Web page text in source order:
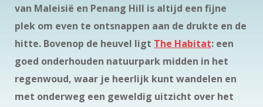
van Maleisië en Penang Hill is altijd een fijne
plek om even te ontsnappen aan de drukte en de
hitte. Bovenop de heuvel ligt The Habitat: een
goed onderhouden natuurpark midden in het
regenwoud, waar je heerlijk kunt wandelen en
met onderweg een geweldig uitzicht over het